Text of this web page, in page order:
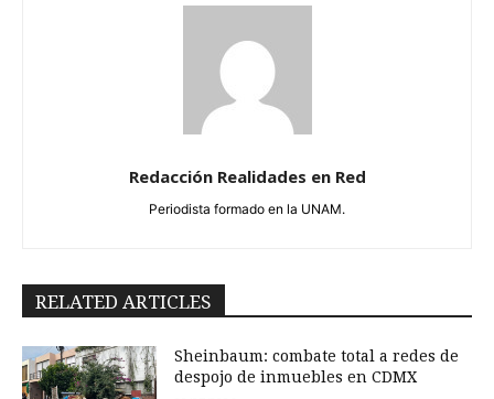
Redacción Realidades en Red
Periodista formado en la UNAM.
RELATED ARTICLES
Sheinbaum: combate total a redes de
despojo de inmuebles en CDMX